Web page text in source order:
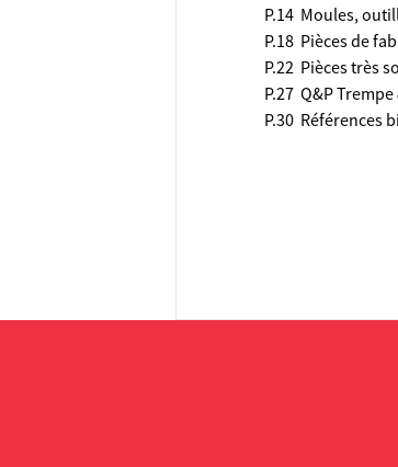
P.14 Moules,
P.18 Pièces de
P.22 Pièces très
P.27 Q&P
P.30 Références